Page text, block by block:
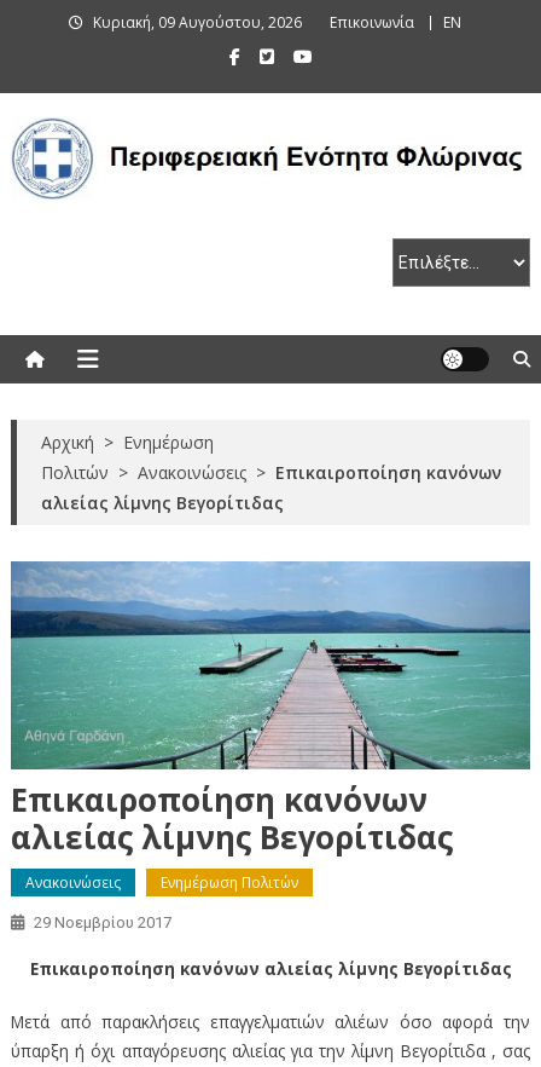
Κυριακή, 09 Αυγούστου, 2026 Επικοινωνία EN
Αρχική > Ενημέρωση
Πολιτών > Ανακοινώσεις > Επικαιροποίηση κανόνων
αλιείας λίμνης Βεγορίτιδας
Επικαιροποίηση κανόνων
αλιείας λίμνης Βεγορίτιδας
Ανακοινώσεις Ενημέρωση Πολιτών
29 Νοεμβρίου 2017
Επικαιροποίηση κανόνων αλιείας λίμνης Βεγορίτιδας
Μετά από παρακλήσεις επαγγελματιών αλιέων όσο αφορά την
ύπαρξη ή όχι απαγόρευσης αλιείας για την λίμνη Βεγορίτιδα , σας